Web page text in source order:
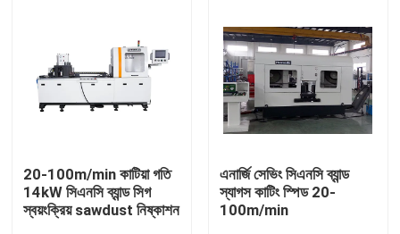
আমাদের সম্পর্কে
কারখানা ভ্রমণ
মান নিয়ন্ত্রণ
20-100m/min কাটিয়া গতি
14kW সিএনসি ব্যান্ড সিগ
স্বয়ংক্রিয় sawdust নিষ্কাশন
এনার্জি সেভিং সিএনসি ব্যান্ড
স্যাগস কাটিং স্পিড 20-
100m/min